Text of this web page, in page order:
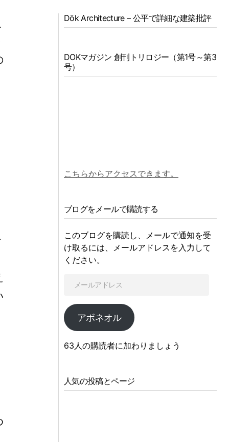
Dök Architecture – 公平で詳細な建築批評
DOKマガジン 創刊トリロジー（第1号～第3
号）
こちらからアクセスできます。
ブログをメールで購読する
このブログを購読し、メールで通知を受
け取るには、メールアドレスを入力して
ください。
アボネオル
63人の購読者に加わりましょう
人気の投稿とページ